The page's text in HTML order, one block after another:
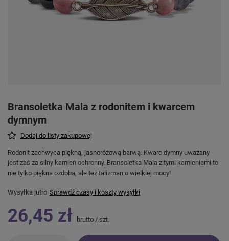
Bransoletka Mala z rodonitem i kwarcem
dymnym
Dodaj do listy zakupowej
Rodonit zachwyca piękną, jasnoróżową barwą. Kwarc dymny uważany
jest zaś za silny kamień ochronny. Bransoletka Mala z tymi kamieniami to
nie tylko piękna ozdoba, ale też talizman o wielkiej mocy!
Wysyłka jutro Sprawdź czasy i koszty wysyłki
26,45 zł brutto / szt.